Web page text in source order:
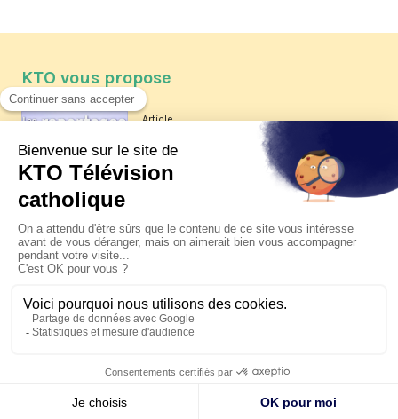
KTO vous propose
Article
Les reportages d'été 2026 de KTO
La visite pastorale du pape Léon
XIV à Assise à suivre sur KTO le
jeudi 6 août
Le pape en Uruguay, Argentine et
Pérou du 6 au 17 novembre 2026
© KTO 2026 — Mentions légales